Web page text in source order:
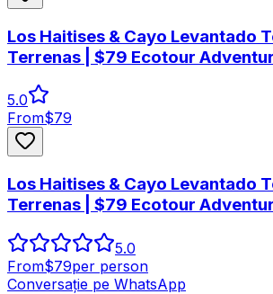
Los Haitises & Cayo Levantado
Terrenas | $79 Ecotour
5.0
From$79
Los Haitises & Cayo Levantado
Terrenas | $79 Ecotour
5.0
From$79per person
Conversație pe WhatsApp